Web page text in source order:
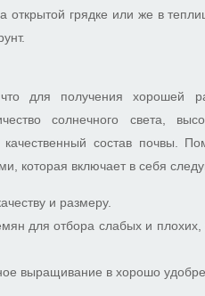
грядке или же в
для получения хорошей
солнечного света,
состав почвы.
которая включает в себя
и размеру.
для отбора слабых и
выращивание в хорошо